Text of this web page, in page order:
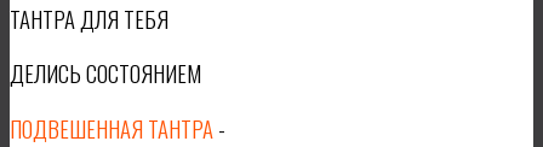
ТАНТРА ДЛЯ ТЕБЯ
ДЕЛИСЬ СОСТОЯНИЕМ
ПОДВЕШЕННАЯ ТАНТРА-